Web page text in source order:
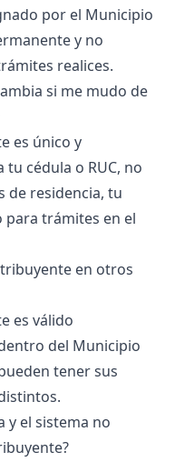
por el Municipio
y no
realices.
si me mudo de
es único y
cédula o RUC, no
de residencia, tu
para trámites en el
en otros
es válido
del Municipio
tener sus
y el sistema no